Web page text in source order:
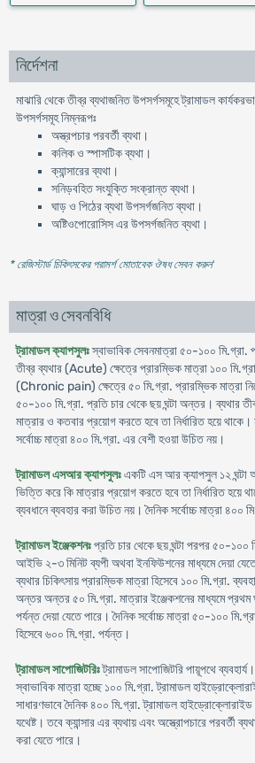
নির্দেশনা
মাঝারি থেকে তীব্র ব্যথাজনিত উপসর্গসমূহে ট্রামাডল
উপসর্গসমূহ নিম্নরূপঃ
অস্ত্রপচার পরবর্তী ব্যথা।
কলিক ও স্পাসটিক ব্যথা।
ক্যান্সারের ব্যথা।
সনিড়বহিত সংযুক্তি সংক্রান্ত ব্যথা।
ঘাড় ও পিঠের ব্যথা উপসর্গজনিত ব্যথা।
অষ্টিওপোরোসিস এর উপসর্গজনিত ব্যথা।
* রেজিস্টার্ড চিকিৎসকের পরামর্শ মোতাবেক ঔষধ সেবন করুন'
মাত্রা ও সেবনবিধি
ট্রামাডল ক্যাপসুলঃস্বাভাবিক সেবনমাত্রা ৫০-১০০ মি.গ্রা.
তীব্র ব্যথার (Acute) ক্ষেত্রে প্রারম্ভিক মাত্রা ১০০
(Chronic pain) ক্ষেত্রে ৫০ মি.গ্রা. প্রারম্ভিক মাত্রা
৫০-১০০ মি.গ্রা. প্রতি চার থেকে ছয় ঘন্টা অন্তর। ব্যথার
মাত্রার ও কতবার প্রয়োগ করতে হবে তা নির্ধারিত হয়ে থাকে।
সর্বোচ্চ মাত্রা ৪০০ মি.গ্রা. এর বেশী হওয়া উচিত নয়।
ট্রামাডল এসআর ক্যাপসুলঃএকটি এস আর ক্যাপসুল ১২ ঘন্টা
ভিত্তি করে কি মাত্রার প্রয়োগ করতে হবে তা নির্ধারিত হয়ে
ব্যবধানে ব্যবহার করা উচিত নয়। দৈনিক সর্বোচ্চ মাত্রা ৪০০
ট্রামাডল ইঞ্জেকশনঃপ্রতি চার থেকে ছয় ঘন্টা পরপর ৫০-১০০
আইভি ২-৩ মিনিট ব্যপী অথবা ইনফিউশনের মাধ্যমে দেয়া
ব্যথার চিকিৎসায় প্রারম্ভিক মাত্রা হিসেবে ১০০ মি.গ্রা.
অন্তর অন্তর ৫০ মি.গ্রা. মাত্রার ইঞ্জেকশনের মাধ্যমে প্রথম
পর্যন্ত দেয়া যেতে পারে। দৈনিক সর্বোচ্চ মাত্রা ৫০-১০০
হিসেবে ৬০০ মি.গ্রা. পর্যন্ত।
ট্রামাডল সাপোজিটরিঃট্রামাডল সাপোজিটরি পায়ূপথে
স্বাভাবিক মাত্রা হচ্ছে ১০০ মি.গ্রা. ট্রামাডল
সাধারণভাবে দৈনিক ৪০০ মি.গ্রা. ট্রামাডল
যথেষ্ট। তবে ক্যান্সার এর ব্যথায় এবং অস্ত্রোপচারে পরবর্তী
করা যেতে পারে।